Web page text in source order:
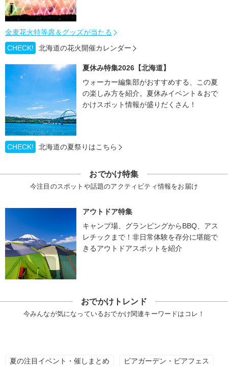
金麦花火特等席＆グッズが当たる
CHECK!
北海道の花火開催カレンダー
夏休み特集2026【北海道】
ウォーカー編集部がおすすめする、この夏
の楽しみ方を紹介。夏休みイベント＆おで
かけスポット情報が盛りだくさん！
CHECK! 北海道の夏祭りはこちら
おでかけ特集
今注目のスポットや話題のアクティビティ情報をお届け
アウトドア特集
キャンプ場、グランピングからBBQ、アス
レチックまで！非日常体験を存分に堪能で
きるアウトドアスポットを紹介
おでかけトレンド
今みんなが気になっているおでかけ関連キーワードはコレ！
夏の注目イベント・催しまとめ ビアガーデン・ビアフェス